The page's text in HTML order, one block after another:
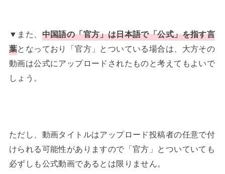
▼また、 中国語の「官方」は日本語で「公式」を指す言
葉となっており「官方」とついている場合は、大方その
動画は公式にアップロードされたものと考えてもよいで
しょう。
ただし、動画タイトルはアップロード投稿者の任意で付
けられる可能性がありますので「官方」とついていても
必ずしも公式動画であるとは限りません。